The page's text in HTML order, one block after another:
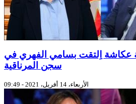
عكاشة اِلتقت بسامي الفهري في
سجن المرناقية
الأربعاء، 14 أفريل، 2021 - 09:49